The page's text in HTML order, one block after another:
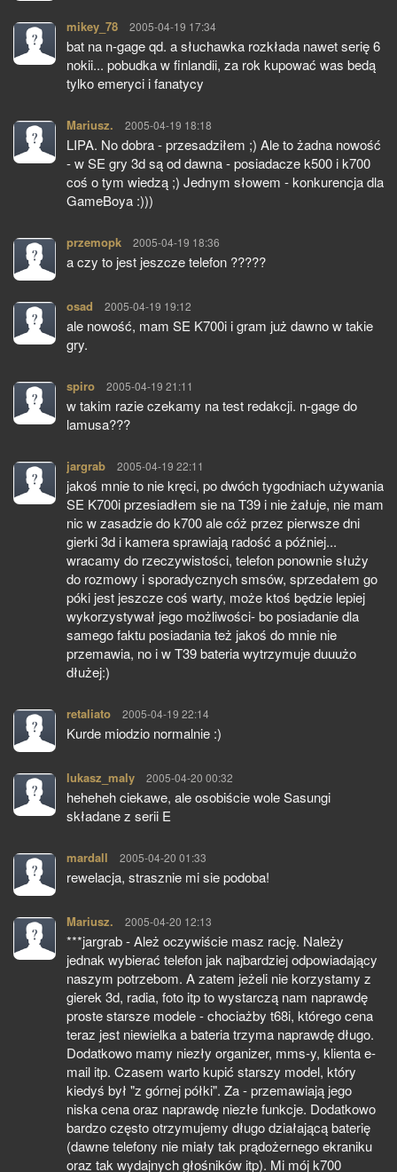
mikey_78 pisze:
2005-04-19 17:34
bat na n-gage qd. a słuchawka rozkłada nawet serię 6
nokii... pobudka w finlandii, za rok kupować was bedą
tylko emeryci i fanatycy
Mariusz. pisze:
2005-04-19 18:18
LIPA. No dobra - przesadziłem ;) Ale to żadna nowość
- w SE gry 3d są od dawna - posiadacze k500 i k700
coś o tym wiedzą ;) Jednym słowem - konkurencja dla
GameBoya :)))
przemopk pisze:
2005-04-19 18:36
a czy to jest jeszcze telefon ?????
osad pisze:
2005-04-19 19:12
ale nowość, mam SE K700i i gram już dawno w takie
gry.
spiro pisze:
2005-04-19 21:11
w takim razie czekamy na test redakcji. n-gage do
lamusa???
jargrab pisze:
2005-04-19 22:11
jakoś mnie to nie kręci, po dwóch tygodniach używania
SE K700i przesiadłem sie na T39 i nie żałuje, nie mam
nic w zasadzie do k700 ale cóż przez pierwsze dni
gierki 3d i kamera sprawiają radość a później...
wracamy do rzeczywistości, telefon ponownie służy
do rozmowy i sporadycznych smsów, sprzedałem go
póki jest jeszcze coś warty, może ktoś będzie lepiej
wykorzystywał jego możliwości- bo posiadanie dla
samego faktu posiadania też jakoś do mnie nie
przemawia, no i w T39 bateria wytrzymuje duuużo
dłużej:)
retaliato pisze:
2005-04-19 22:14
Kurde miodzio normalnie :)
lukasz_maly pisze:
2005-04-20 00:32
heheheh ciekawe, ale osobiście wole Sasungi
składane z serii E
mardall pisze:
2005-04-20 01:33
rewelacja, strasznie mi sie podoba!
Mariusz. pisze:
2005-04-20 12:13
***jargrab - Ależ oczywiście masz rację. Należy
jednak wybierać telefon jak najbardziej odpowiadający
naszym potrzebom. A zatem jeżeli nie korzystamy z
gierek 3d, radia, foto itp to wystarczą nam naprawdę
proste starsze modele - chociażby t68i, którego cena
teraz jest niewielka a bateria trzyma naprawdę długo.
Dodatkowo mamy niezły organizer, mms-y, klienta e-
mail itp. Czasem warto kupić starszy model, który
kiedyś był "z górnej półki". Za - przemawiają jego
niska cena oraz naprawdę niezłe funkcje. Dodatkowo
bardzo często otrzymujemy długo działającą baterię
(dawne telefony nie miały tak prądożernego ekraniku
oraz tak wydajnych głośników itp). Mi mój k700